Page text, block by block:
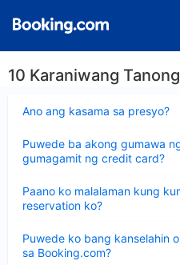
10 Karaniwang Tanong
Ano ang kasama sa presyo?
ang
Puwede ba akong gumawa
gumagamit ng credit card?
ang
sagot
Paano ko malalaman kung
reservation ko?
ang
sagot
Puwede ko bang kanselahin
sa Booking.com?
ang
sagot